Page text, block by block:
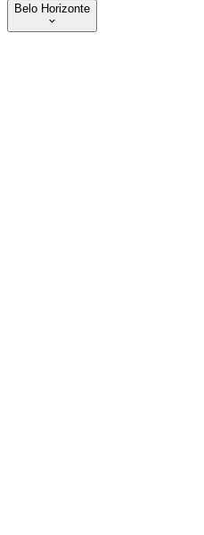
Belo Horizonte